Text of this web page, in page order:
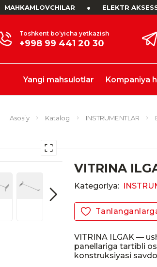
MAHKAMLOVCHILAR ● ELEKTR
Toshkent bo‘yicha yetkazish
+998 99 441 20 30
Yangi mahsulotlar Kompaniya
Asosiy Katalog INSTRUMENTLAR
VITRINA
Kategoriya:
VITRINA ILGAK —
panellariga tartibli
konstruksiyasi